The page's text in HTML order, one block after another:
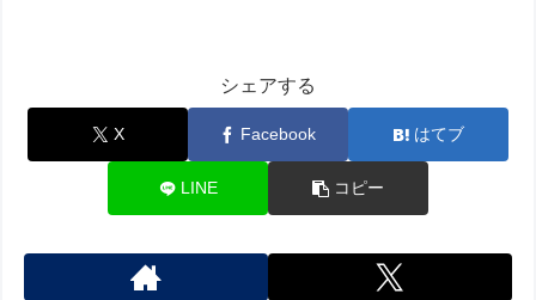
シェアする
X Facebook はてブ
LINE コピー